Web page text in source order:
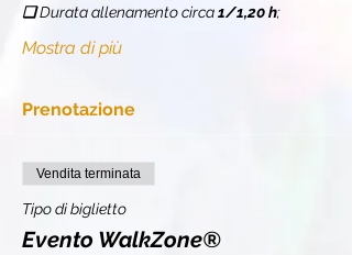
❏ Durata allenamento circa 1/1,20 h;
Mostra di più
Prenotazione
Vendita terminata
Tipo di biglietto
Evento WalkZone®